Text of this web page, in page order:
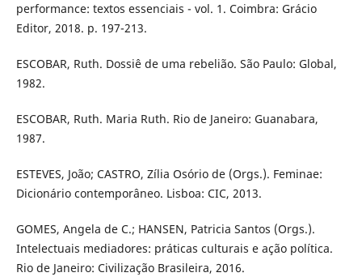
performance: textos essenciais - vol. 1. Coimbra: Grácio
Editor, 2018. p. 197-213.
ESCOBAR, Ruth. Dossiê de uma rebelião. São Paulo: Global,
1982.
ESCOBAR, Ruth. Maria Ruth. Rio de Janeiro: Guanabara,
1987.
ESTEVES, João; CASTRO, Zília Osório de (Orgs.). Feminae:
Dicionário contemporâneo. Lisboa: CIC, 2013.
GOMES, Angela de C.; HANSEN, Patricia Santos (Orgs.).
Intelectuais mediadores: práticas culturais e ação política.
Rio de Janeiro: Civilização Brasileira, 2016.